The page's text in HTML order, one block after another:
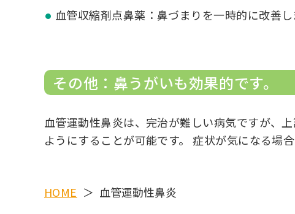
血管収縮剤点鼻薬：鼻づまりを一時的に改善
その他：鼻うがいも効果的です。
血管運動性鼻炎は、完治が難しい病気ですが、
ようにすることが可能です。 症状が気になる場
HOME 血管運動性鼻炎